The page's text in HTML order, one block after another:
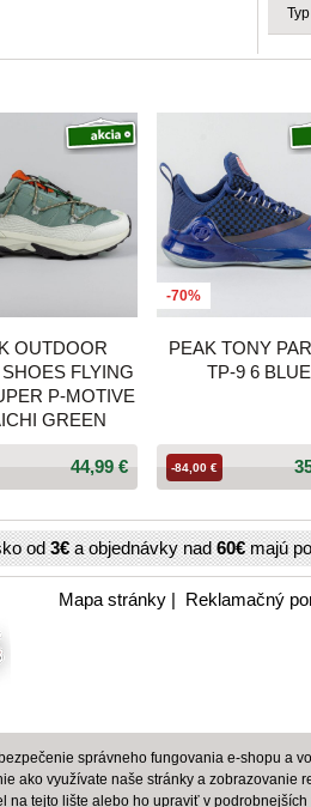
Typ
OUTDOOR
FLYING
P-MOTIVE
GREEN
44,99 €
-70%
PEAK TONY
TP-9 6 BLUE
-84,00 €
od3€a objednávky nad60€majú
Mapa stránky| Reklamačný
správneho fungovania e-shopu a
ako využívate naše stránky a
na tejto lište alebo ho upraviť v podrobnejších